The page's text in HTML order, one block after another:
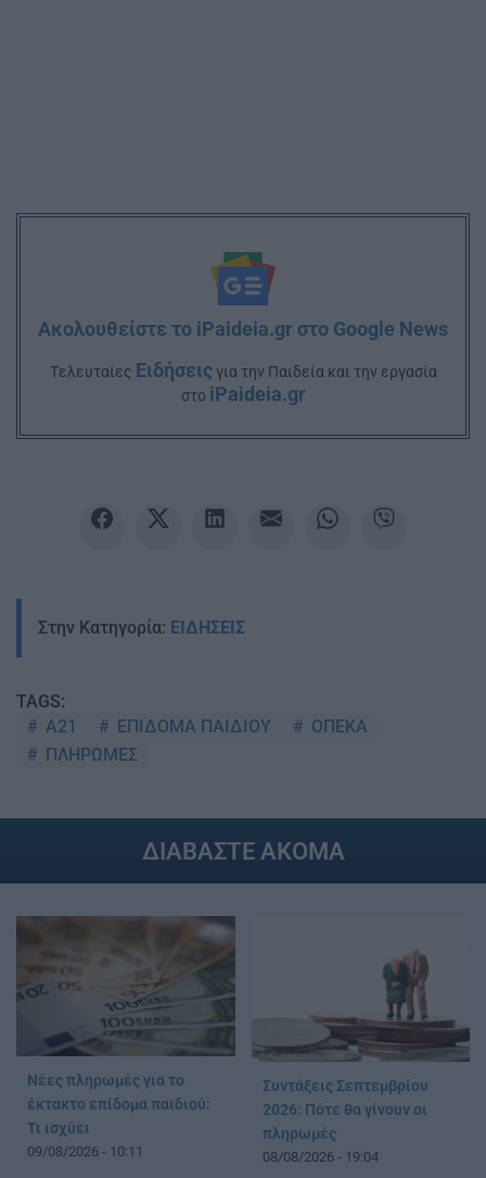
Ακολουθείστε το iPaideia.gr στο Google News
Tελευταίες Ειδήσειςγια την Παιδεία και την εργασία
στο iPaideia.gr
Στην Κατηγορία: ΕΙΔΗΣΕΙΣ
TAGS:
Α21
ΕΠΙΔΟΜΑ ΠΑΙΔΙΟΥ
ΟΠΕΚΑ
ΠΛΗΡΩΜΕΣ
ΔΙΑΒΑΣΤΕ ΑΚΟΜΑ
Νέες πληρωμές για το
έκτακτο επίδομα παιδιού:
Τι ισχύει
09/08/2026 - 10:11
Συντάξεις Σεπτεμβρίου
2026: Πότε θα γίνουν οι
πληρωμές
08/08/2026 - 19:04